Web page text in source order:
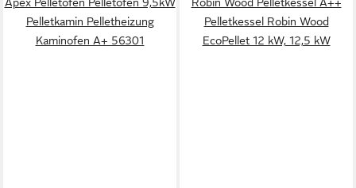
Pelletkamin Pelletheizung
Kaminofen A+ 56301
Pelletkessel Robin Wood
EcoPellet 12 kW, 12,5 kW